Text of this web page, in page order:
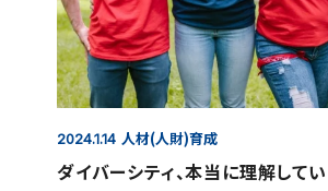
2024.1.14 人材(人財)育成
ダイバーシティ、本当に理解してい